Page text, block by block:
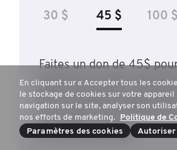
30 $ 45 $ 100 $
Faites un don de 45$
parents les outils
de reconnaître quand
pourraient avoir besoin
en santé mentale.
En cliquant sur « Accepter tous les
le stockage de cookies sur votre
navigation sur le site, analyser son
nos efforts de marketing. Politique de
Paramètres des cookies
Autoriser